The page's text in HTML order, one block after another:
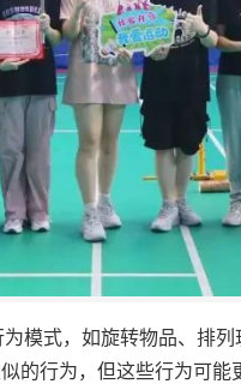
模式，如旋转物品、排
的行为，但这些行为可